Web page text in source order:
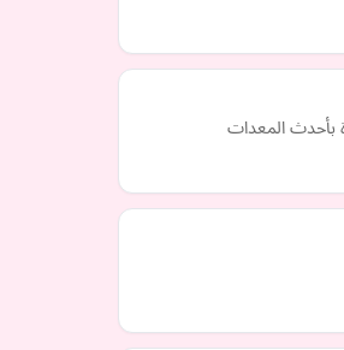
بأحدث المعدات